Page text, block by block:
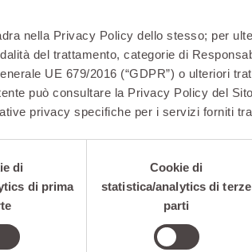
nella Privacy Policy dello stesso; per
del trattamento, categorie di
UE 679/2016 (“GDPR”) o ulteriori
può consultare la Privacy Policy del
privacy specifiche per i servizi forniti
di
di prima
Cookie di
statistica/analytics di terze
parti
cioccolato
Pancakes